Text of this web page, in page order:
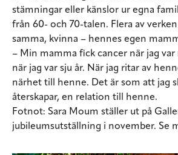
stämningar eller känslor ur egna
från 60- och 70-talen. Flera av
samma, kvinna – hennes egen
– Min mamma fick cancer när jag
när jag var sju år. När jag ritar av
närhet till henne. Det är som att jag
återskapar, en relation till henne.
Fotnot: Sara Moum ställer ut på
jubileumsutställning i november. Se